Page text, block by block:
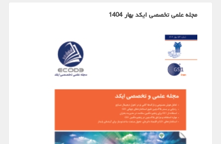
مجله علمی تخصصی ایکد بهار 1404